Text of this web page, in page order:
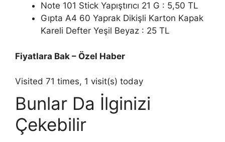
Note 101 Stick Yapıştırıcı 21 G : 5,50 TL
Gıpta A4 60 Yaprak Dikişli Karton Kapak
Kareli Defter Yeşil Beyaz : 25 TL
Fiyatlara Bak – Özel Haber
Visited 71 times, 1 visit(s) today
Bunlar Da İlginizi
Çekebilir